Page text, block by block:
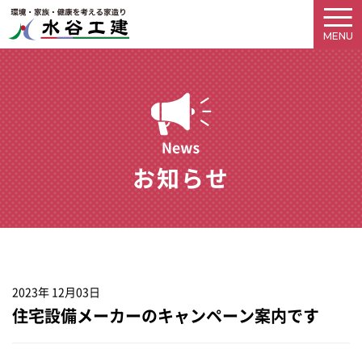
お知らせ
2023年 12月03日
住宅設備メーカーのキャンペーン案内です